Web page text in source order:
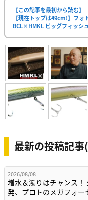
【この記事を最初から読む】
【現在トップは49cm!】フ
BCL×HMKL ビッグフィッシ
最新の投稿記事
2026/08/08
増水＆濁りはチャンス
発、プロトのメガフォ